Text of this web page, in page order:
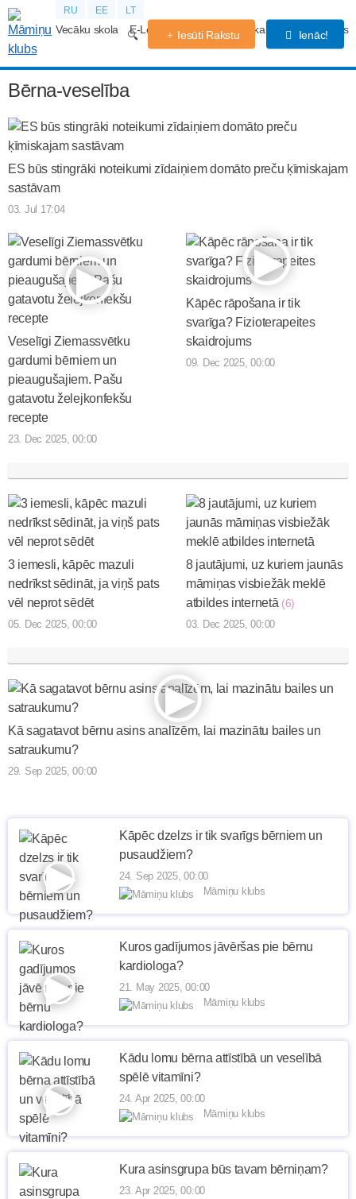
RU EE LT
Vecāku skola E-Lekcijas Grūtniecības kalendārs Forums
Iesūti Rakstu Ienāc!
Bērna-veselība
ES būs stingrāki noteikumi zīdaiņiem domāto preču ķīmiskajam
sastāvam
03. Jul 17:04
Veselīgi Ziemassvētku
gardumi bērniem un
pieaugušajiem. Pašu
gatavotu želejkonfekšu
recepte
23. Dec 2025, 00:00
Kāpēc rāpošana ir tik
svarīga? Fizioterapeites
skaidrojums
09. Dec 2025, 00:00
3 iemesli, kāpēc mazuli
nedrīkst sēdināt, ja viņš pats
vēl neprot sēdēt
05. Dec 2025, 00:00
8 jautājumi, uz kuriem jaunās
māmiņas visbiežāk meklē
atbildes internetā (6)
03. Dec 2025, 00:00
Kā sagatavot bērnu asins analīzēm, lai mazinātu bailes un
satraukumu?
29. Sep 2025, 00:00
Kāpēc dzelzs ir tik svarīgs bērniem un
pusaudžiem?
24. Sep 2025, 00:00
Māmiņu klubs
Kuros gadījumos jāvēršas pie bērnu
kardiologa?
21. May 2025, 00:00
Māmiņu klubs
Kādu lomu bērna attīstībā un veselībā
spēlē vitamīni?
24. Apr 2025, 00:00
Māmiņu klubs
Kura asinsgrupa būs tavam bērniņam?
23. Apr 2025, 00:00